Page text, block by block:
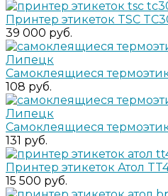
Принтер этикеток TSC
39 000 руб.
Самоклеящиеся
108 руб.
Самоклеящиеся
131 руб.
Принтер этикеток Атол
15 500 руб.